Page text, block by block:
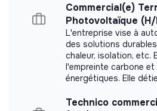
Accompagné par
Documents
Commercial(e)
Photovoltaïque
L'entreprise vise à
des solutions
chaleur, isolation, etc.
l'empreinte carbone
énergétiques. Elle
Technico